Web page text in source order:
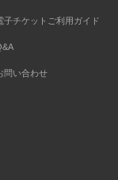
子チケットご利用ガイド
問い合わせ